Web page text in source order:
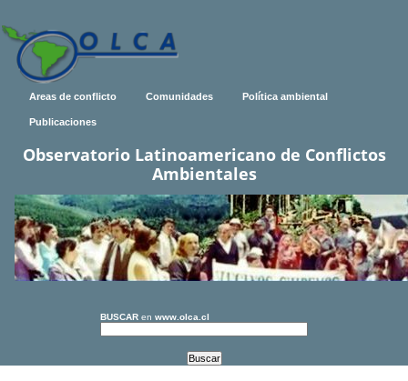
Areas de conflicto Comunidades Política ambiental
Publicaciones
Observatorio Latinoamericano de Conflictos
Ambientales
BUSCAR en www.olca.cl